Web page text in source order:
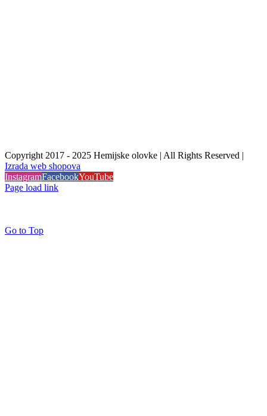
Copyright 2017 - 2025 Hemijske olovke | All Rights Reserved |
Izrada web shopova
InstagramFacebookYouTube
Page load link
Go to Top